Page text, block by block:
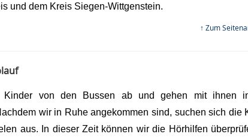
und dem Kreis Siegen-Wittgenstein.
↑ Zum
von den Bussen ab und gehen mit ihnen
wir in Ruhe angekommen sind, suchen sich die
aus. In dieser Zeit können wir die Hörhilfen